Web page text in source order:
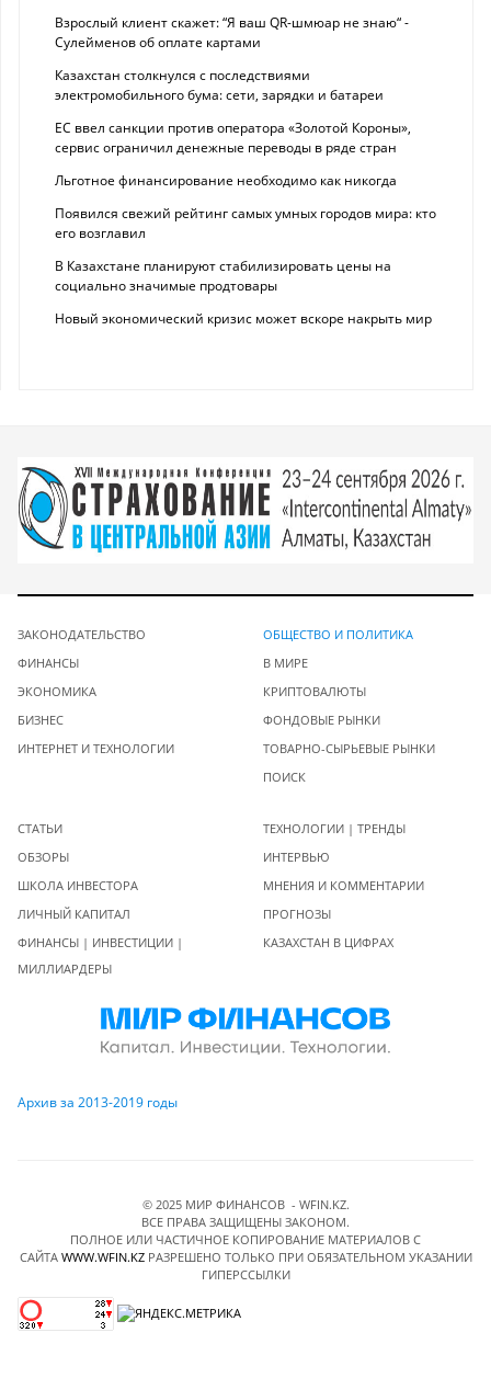
Взрослый клиент скажет: “Я ваш QR-шмюар не знаю“ -
Сулейменов об оплате картами
Казахстан столкнулся с последствиями
электромобильного бума: сети, зарядки и батареи
ЕС ввел санкции против оператора «Золотой Короны»,
сервис ограничил денежные переводы в ряде стран
Льготное финансирование необходимо как никогда
Появился свежий рейтинг самых умных городов мира: кто
его возглавил
В Казахстане планируют стабилизировать цены на
социально значимые продтовары
Новый экономический кризис может вскоре накрыть мир
ЗАКОНОДАТЕЛЬСТВО
ФИНАНСЫ
ЭКОНОМИКА
БИЗНЕС
ИНТЕРНЕТ И ТЕХНОЛОГИИ
ОБЩЕСТВО И ПОЛИТИКА
В МИРЕ
КРИПТОВАЛЮТЫ
ФОНДОВЫЕ РЫНКИ
ТОВАРНО-СЫРЬЕВЫЕ РЫНКИ
ПОИСК
СТАТЬИ
ОБЗОРЫ
ШКОЛА ИНВЕСТОРА
ЛИЧНЫЙ КАПИТАЛ
ФИНАНСЫ | ИНВЕСТИЦИИ |
МИЛЛИАРДЕРЫ
ТЕХНОЛОГИИ | ТРЕНДЫ
ИНТЕРВЬЮ
МНЕНИЯ И КОММЕНТАРИИ
ПРОГНОЗЫ
КАЗАХСТАН В ЦИФРАХ
Архив за 2013-2019 годы
© 2025 МИР ФИНАНСОВ - WFIN.KZ.
ВСЕ ПРАВА ЗАЩИЩЕНЫ ЗАКОНОМ.
ПОЛНОЕ ИЛИ ЧАСТИЧНОЕ КОПИРОВАНИЕ МАТЕРИАЛОВ C
САЙТА WWW.WFIN.KZРАЗРЕШЕНО ТОЛЬКО ПРИ ОБЯЗАТЕЛЬНОМ УКАЗАНИИ
ГИПЕРССЫЛКИ